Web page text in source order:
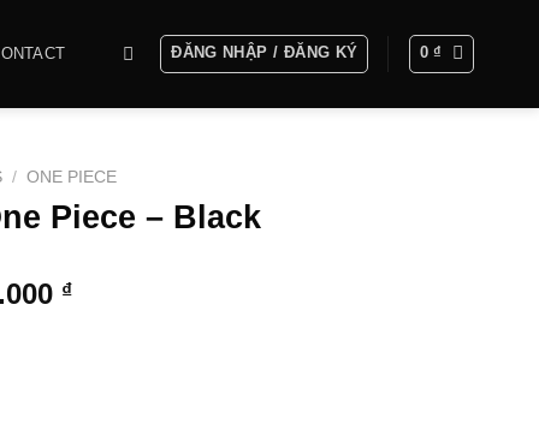
ĐĂNG NHẬP / ĐĂNG KÝ 0₫
/ ONE PIECE
Piece – Black
₫Khoảng